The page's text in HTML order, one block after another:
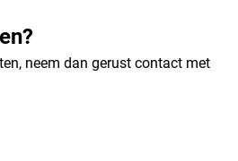
neem dan gerust contact met